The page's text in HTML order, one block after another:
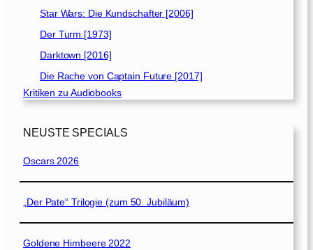
Star Wars: Die Kundschafter [2006]
Der Turm [1973]
Darktown [2016]
Die Rache von Captain Future [2017]
Kritiken zu Audiobooks
NEUSTE SPECIALS
Oscars 2026
„Der Pate“ Trilogie (zum 50. Jubiläum)
Goldene Himbeere 2022